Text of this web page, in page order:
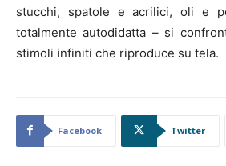
stucchi, spatole e acrilici, oli e
totalmente autodidatta – si
stimoli infiniti che riproduce su tela.
Facebook Twitter